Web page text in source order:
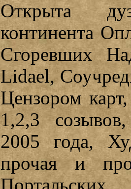
Открыта
континента
Сгоревших
Lidael,
Цензором
1,2,3
2005 года,
прочая и